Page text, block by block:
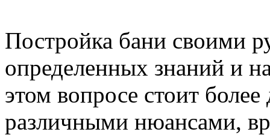
Постройка бани своими
определенных знаний и
этом вопросе стоит
различными нюансами,